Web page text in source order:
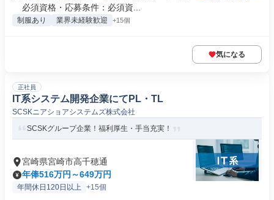
必須資格・応募条件：必須資...
制服あり 業界未経験歓迎 +15個
気になる
正社員
IT系システム開発企業にてPL・TL
SCSKニアショアシステムズ株式会社
SCSKグループ企業！福利厚生・手当充実！
宮崎県宮崎市高千穂通
年俸516万円～649万円
年間休日120日以上 +15個